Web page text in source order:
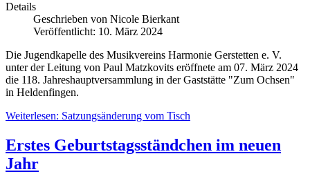
Details
Geschrieben von Nicole Bierkant
Veröffentlicht: 10. März 2024
Die Jugendkapelle des Musikvereins Harmonie Gerstetten e. V.
unter der Leitung von Paul Matzkovits eröffnete am 07. März 2024
die 118. Jahreshauptversammlung in der Gaststätte "Zum Ochsen"
in Heldenfingen.
Weiterlesen: Satzungsänderung vom Tisch
Erstes Geburtstagsständchen im neuen
Jahr